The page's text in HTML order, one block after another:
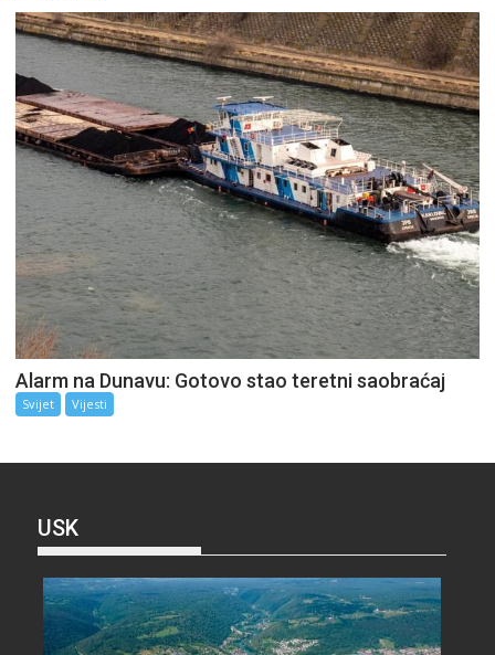
Alarm na Dunavu: Gotovo stao teretni saobraćaj
Svijet Vijesti
USK